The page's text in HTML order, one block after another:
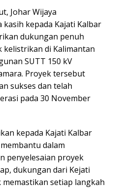
Johar Wijaya
kepada Kajati Kalbar
dukungan penuh
kelistrikan di Kalimantan
SUTT 150 kV
Proyek tersebut
sukses dan telah
pada 30 November
kepada Kajati Kalbar
dalam
penyelesaian proyek
dukungan dari Kejati
setiap langkah